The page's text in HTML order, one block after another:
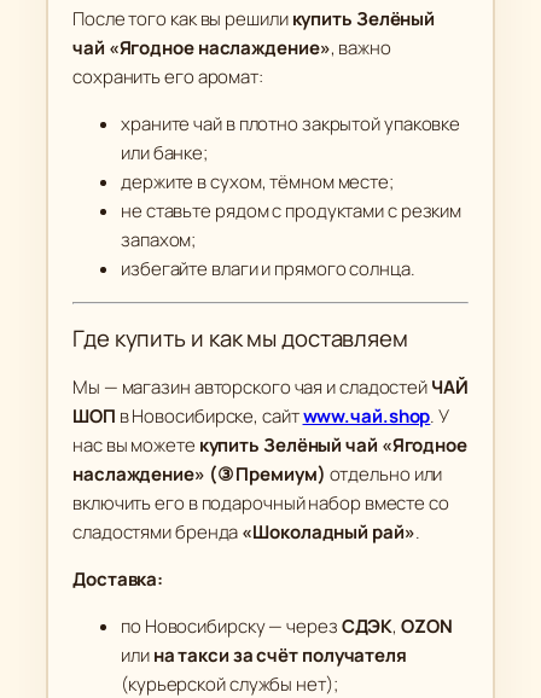
После того как вы решиликупить Зелёный
чай «Ягодное наслаждение», важно
сохранить его аромат:
храните чай в плотно закрытой упаковке
или банке;
держите в сухом, тёмном месте;
не ставьте рядом с продуктами с резким
запахом;
избегайте влаги и прямого солнца.
Где купить и как мы доставляем
Мы — магазин авторского чая и сладостейЧАЙ
ШОП в Новосибирске, сайтwww.чай.shop. У
нас вы можете купить Зелёный чай «Ягодное
наслаждение» (③ Премиум) отдельно или
включить его в подарочный набор вместе со
сладостями бренда«Шоколадный рай».
Доставка:
по Новосибирску — черезСДЭК,OZON
илина такси за счёт получателя
(курьерской службы нет);